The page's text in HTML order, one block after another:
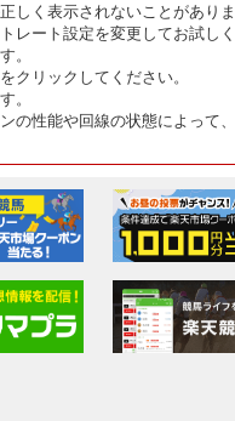
しく表示されないことがありま
レート設定を変更してお試しく
。
クリックしてください。
。
の性能や回線の状態によっ